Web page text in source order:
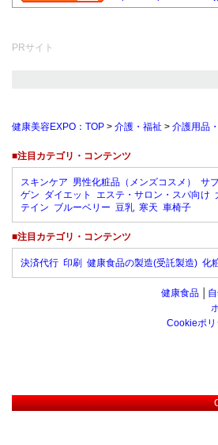
PRサイト
健康美容EXPO：TOP > 介護・福祉 > 介護用品
■注目カテゴリ・コンテンツ
スキンケア 男性化粧品（メンズコスメ） サ
ゲン ダイエット エステ・サロン・スパ向け
テイン ブルーベリー 豆乳 寒天 車椅子
■注目カテゴリ・コンテンツ
決済代行 印刷 健康食品の製造(受託製造) 化
健康食品
Cookieポリ